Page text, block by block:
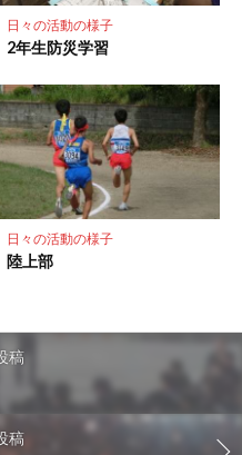
日々の活動の様子
2年生防災学習
日々の活動の様子
陸上部
稿
稿